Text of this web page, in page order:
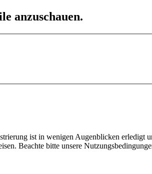
anzuschauen.
ist in wenigen Augenblicken
Beachte bitte unsere